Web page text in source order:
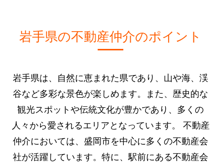
岩手県の不動産仲介のポイント
岩手県は、自然に恵まれた県であり、山や海、渓
谷など多彩な景色が楽しめます。また、歴史的な
観光スポットや伝統文化が豊かであり、多くの
人々から愛されるエリアとなっています。 不動産
仲介においては、盛岡市を中心に多くの不動産会
社が活躍しています。特に、駅前にある不動産会